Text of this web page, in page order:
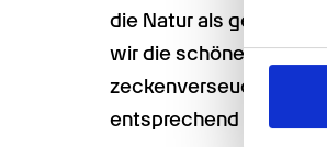
Wir
und
die Natur als
wir die schönen
zeckenverseuchten –
entsprechend die